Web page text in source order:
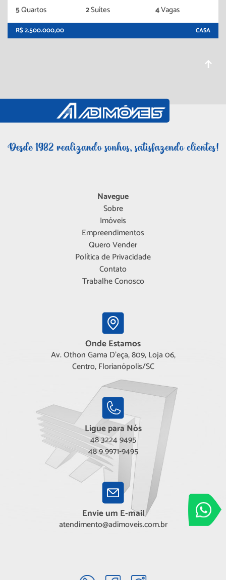
5Quartos 2Suítes 4Vagas
R$ 2.500.000,00 CASA
Adimóveis
Entre em
Navegue
Sobre
Imóveis
Empreendimentos
Quero Vender
Política de Privacidade
Contato
Trabalhe Conosco
Onde Estamos
Av. Othon Gama D'eça, 809, Loja 06,
Centro, Florianópolis/SC
Ligue para Nós
48 3224 9495
48 9 9971-9495
Envie um E-mail
atendimento@adimoveis.com.br